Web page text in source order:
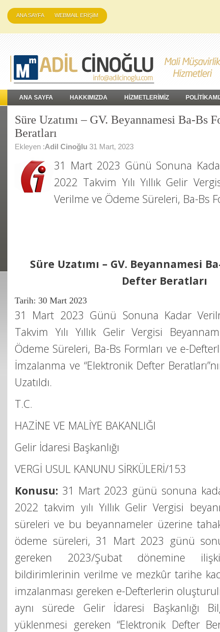
ANA SAYFA WEBMAIL ERİŞİM
ANA SAYFA HAKKIMIZDA HİZMETLERİMİZ
Süre Uzatımı – GV. Beyannamesi Ba-Bs
Beratları
Ekleyen :Adil Cinoğlu 31 Mart, 2023
31 Mart 2023 Günü Sonuna
2022 Takvim Yılı Yıllık Gelir
Verilme ve Ödeme Süreleri, Ba-Bs
Süre Uzatımı – GV. Beyannamesi
Defter Beratları
Tarih: 30 Mart 2023
31 Mart 2023 Günü Sonuna Kadar
Takvim Yılı Yıllık Gelir Vergisi
Ödeme Süreleri, Ba-Bs Formları ve e-
İmzalanma ve “Elektronik Defter
Uzatıldı.
T.C.
HAZİNE VE MALİYE BAKANLIĞI
Gelir İdaresi Başkanlığı
VERGİ USUL KANUNU SİRKÜLERİ/153
Konusu: 31 Mart 2023 günü sonuna
2022 takvim yılı Yıllık Gelir Vergisi
süreleri ve bu beyannameler üzerine
ödeme süreleri, 31 Mart 2023 günü
gereken 2023/Şubat dönemine
bildirimlerinin verilme ve mezkûr tarihe
imzalanması gereken e-Defterlerin
aynı sürede Gelir İdaresi Başkanlığı
yüklenmesi gereken “Elektronik Defter